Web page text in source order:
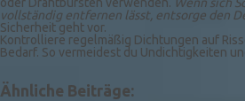
vollständig entfernen lässt, entsorge den
Sicherheit geht vor.
Kontrolliere regelmäßig Dichtungen auf
Bedarf. So vermeidest du Undichtigkeiten
Ähnliche Beiträge: